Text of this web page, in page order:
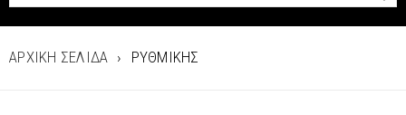
ΑΡΧΙΚΉ ΣΕΛΊΔΑ › ΡΥΘΜΙΚΉΣ